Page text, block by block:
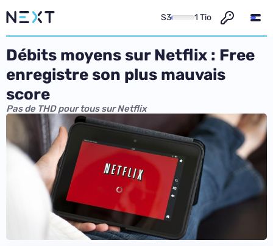
S3 1 Tio
Débits moyens sur Netflix : Free
enregistre son plus mauvais
score
Pas de THD pour tous sur Netflix